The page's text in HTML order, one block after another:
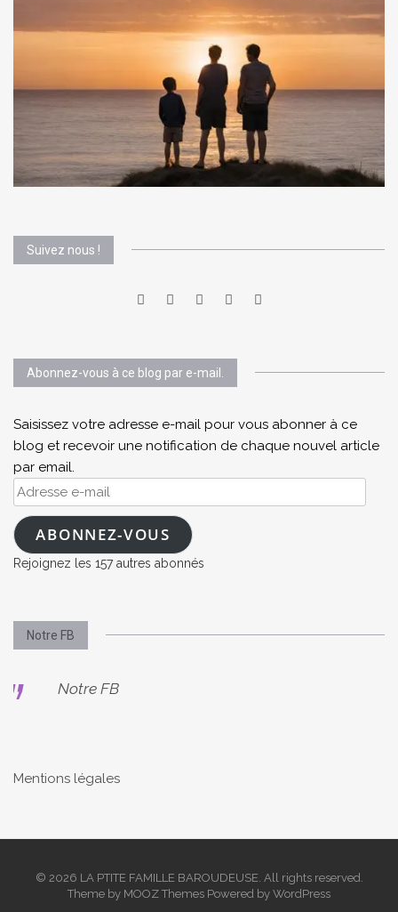
Suivez nous !
Abonnez-vous à ce blog par e-mail.
Saisissez votre adresse e-mail pour vous abonner à ce
blog et recevoir une notification de chaque nouvel article
par email.
Adresse
e-
mailABONNEZ-VOUS
Rejoignez les 157 autres abonnés
Notre FB
Notre FB
Mentions légales
© 2026 LA PTITE FAMILLE BAROUDEUSE. All rights reserved.
Theme by MOOZ Themes Powered by WordPress